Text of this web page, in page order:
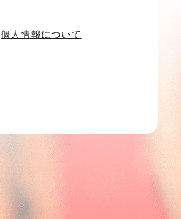
個人情報について